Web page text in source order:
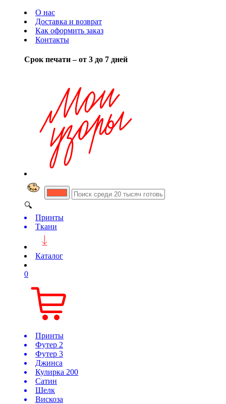
О нас
Доставка и возврат
Как оформить заказ
Контакты
Срок печати – от 3 до 7 дней
🔍
Принты
Ткани
Каталог
0
Принты
Футер 2
Футер 3
Джинса
Кулирка 200
Сатин
Шелк
Вискоза